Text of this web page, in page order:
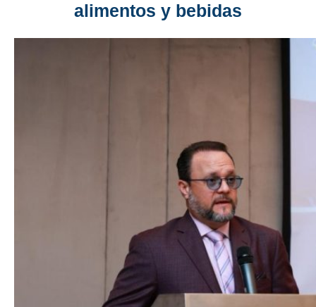
alimentos y bebidas